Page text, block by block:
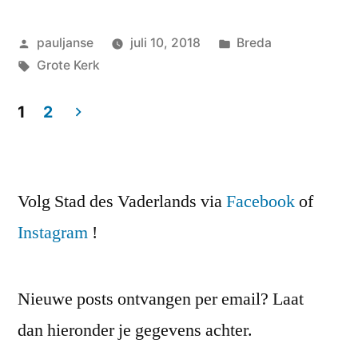
Geplaatst
door
pauljanse juli 10, 2018
Geplaatst
Breda
Tags:
Grote Kerk
1 2
Volg Stad des Vaderlands viaFacebookof
Instagram !
Nieuwe posts ontvangen per email? Laat
dan hieronder je gegevens achter.